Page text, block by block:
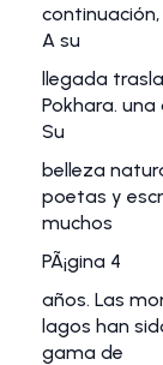
A su
llegada
Pokhara.
Su
belleza
poetas y
muchos
PÃ¡gina 4
años. Las
lagos han
gama de